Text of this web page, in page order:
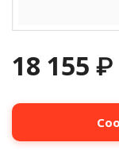
18 155 ₽